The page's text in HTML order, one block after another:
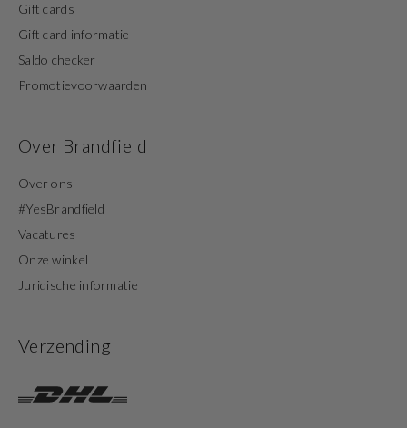
Gift cards
Gift card informatie
Saldo checker
Promotievoorwaarden
Over Brandfield
Over ons
#YesBrandfield
Vacatures
Onze winkel
Juridische informatie
Verzending